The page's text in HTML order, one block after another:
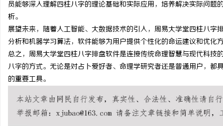
员能够深入理解四柱八字的理论基础和实际应用，培养解决实际问
析。
展望未来，随着人工智能、大数据技术的引入，周易大学堂四柱八
分析和机器学习算法，软件能够为用户提供个性化的命运建议和优化
总之，周易大学堂四柱八字排盘软件是连接传统命理智慧与现代科
八字的方式。无论是对占卜爱好者、命理学研究者还是普通用户，
的重要工具。
净 AC 国际医疗实验室，标准化研发体系
解析
利星能联合阿里云发布
同解决方案